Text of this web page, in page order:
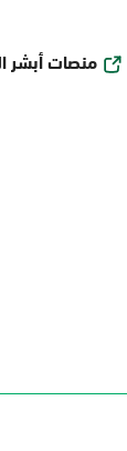
منصات أبشر